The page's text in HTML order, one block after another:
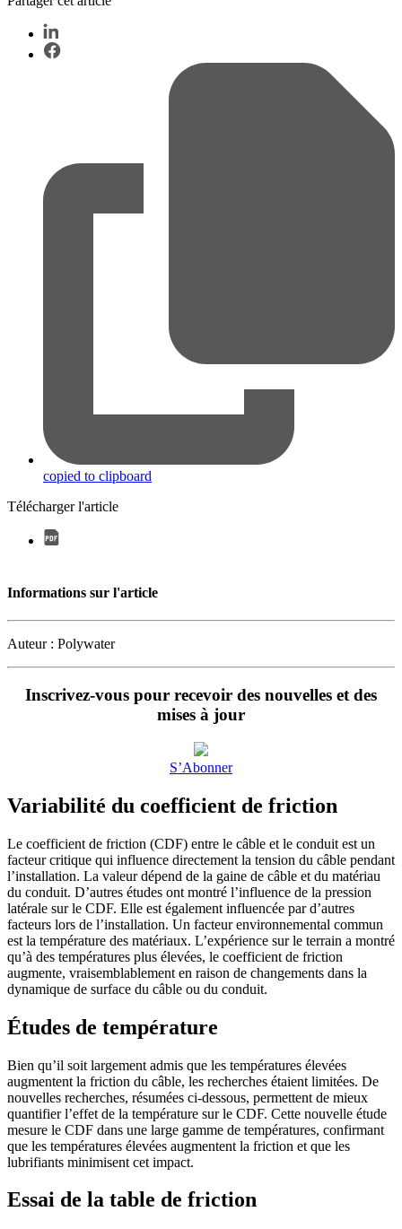
copied to clipboard
Télécharger l'article
Informations sur l'article
Auteur : Polywater
Inscrivez-vous pour recevoir des nouvelles et des
mises à jour
S’Abonner
Variabilité du coefficient de friction
Le coefficient de friction (CDF) entre le câble et le conduit est un
facteur critique qui influence directement la tension du câble pendant
l’installation. La valeur dépend de la gaine de câble et du matériau
du conduit. D’autres études ont montré l’influence de la pression
latérale sur le CDF. Elle est également influencée par d’autres
facteurs lors de l’installation. Un facteur environnemental commun
est la température des matériaux. L’expérience sur le terrain a montré
qu’à des températures plus élevées, le coefficient de friction
augmente, vraisemblablement en raison de changements dans la
dynamique de surface du câble ou du conduit.
Études de température
Bien qu’il soit largement admis que les températures élevées
augmentent la friction du câble, les recherches étaient limitées. De
nouvelles recherches, résumées ci-dessous, permettent de mieux
quantifier l’effet de la température sur le CDF. Cette nouvelle étude
mesure le CDF dans une large gamme de températures, confirmant
que les températures élevées augmentent la friction et que les
lubrifiants minimisent cet impact.
Essai de la table de friction